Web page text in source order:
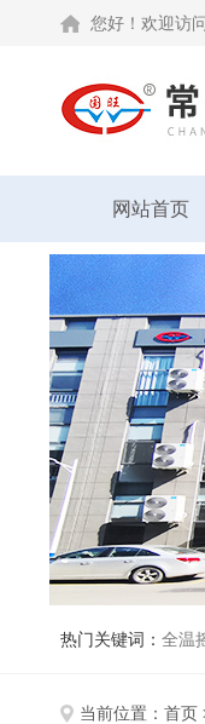
您好！欢迎访
网站首页
热门关键词： 全温
当前位置： 首页